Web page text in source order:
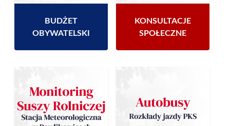
BUDŻET
OBYWATELSKI
KONSULTACJE
SPOŁECZNE